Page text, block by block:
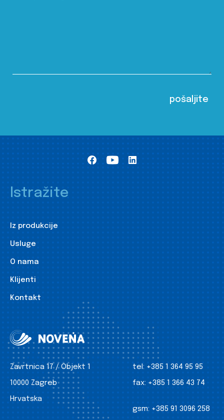
Istražite
Iz produkcije
Usluge
O nama
Klijenti
Kontakt
Zavrtnica 17 / Objekt 1
10000 Zagreb
Hrvatska
tel: +385 1 364 95 95
fax: +385 1 366 43 74
gsm: +385 91 3096 258